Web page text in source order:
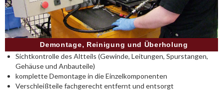
Demontage, Reinigung und Überholung
Sichtkontrolle des Altteils (Gewinde, Leitungen, Spurstangen,
Gehäuse und Anbauteile)
komplette Demontage in die Einzelkomponenten
Verschleißteile fachgerecht entfernt und entsorgt